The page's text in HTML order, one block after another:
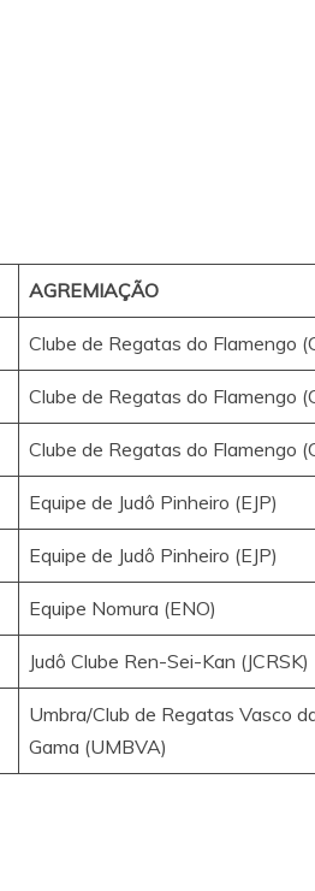
AGREMIAÇÃO
Clube de Regatas do Flamengo
Clube de Regatas do Flamengo
Clube de Regatas do Flamengo
Equipe de Judô Pinheiro (EJP)
Equipe de Judô Pinheiro (EJP)
Equipe Nomura (ENO)
Judô Clube Ren-Sei-Kan (JCRSK)
Umbra/Club de Regatas Vasco
Gama (UMBVA)